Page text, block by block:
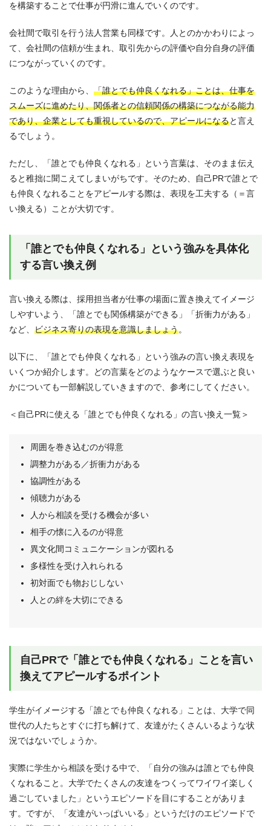
を構築することで仕事が円滑に進んでいくのです。
会社間で取引を行う法人営業も同様です。人とのかかわりによっ
て、会社間の信頼が生まれ、取引先からの評価や自分自身の評価
につながっていくのです。
このような理由から、 「誰とでも仲良くなれる」ことは、仕事を
スムーズに進めたり、関係者との信頼関係の構築につながる能力
であり、企業としても重視しているので、アピールになると言え
るでしょう。
ただし、「誰とでも仲良くなれる」という言葉は、そのまま伝え
ると稚拙に聞こえてしまいがちです。そのため、自己PRで誰とで
も仲良くなれることをアピールする際は、表現を工夫する（＝言
い換える）ことが大切です。
「誰とでも仲良くなれる」という強みを具体化
する言い換え例
言い換える際は、採用担当者が仕事の場面に置き換えてイメージ
しやすいよう、「誰とでも関係構築ができる」「折衝力がある」
など、 ビジネス寄りの表現を意識しましょう。
以下に、「誰とでも仲良くなれる」という強みの言い換え表現を
いくつか紹介します。どの言葉をどのようなケースで選ぶと良い
かについても一部解説していきますので、参考にしてください。
＜自己PRに使える「誰とでも仲良くなれる」の言い換え一覧＞
周囲を巻き込むのが得意
調整力がある／折衝力がある
協調性がある
傾聴力がある
人から相談を受ける機会が多い
相手の懐に入るのが得意
異文化間コミュニケーションが図れる
多様性を受け入れられる
初対面でも物おじしない
人との絆を大切にできる
自己PRで「誰とでも仲良くなれる」ことを言い
換えてアピールするポイント
学生がイメージする「誰とでも仲良くなれる」ことは、大学で同
世代の人たちとすぐに打ち解けて、友達がたくさんいるような状
況ではないでしょうか。
実際に学生から相談を受ける中で、「自分の強みは誰とでも仲良
くなれること。大学でたくさんの友達をつくってワイワイ楽しく
過ごしていました」というエピソードを目にすることがありま
す。ですが、「友達がいっぱいいる」というだけのエピソードで